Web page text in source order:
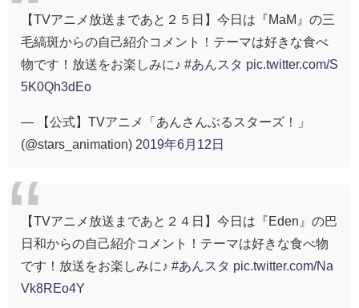
【TVアニメ放送まであと２５日】今日は『MaM』の三
毛縞斑からの自己紹介コメント！テーマは好きな食べ
物です！放送をお楽しみに♪ #あんスタ pic.twitter.com/S
5K0Qh3dEo
— 【公式】TVアニメ「あんさんぶるスターズ！」
(@stars_animation) 2019年6月12日
【TVアニメ放送まであと２４日】今日は『Eden』の巴
日和からの自己紹介コメント！テーマは好きな食べ物
です！放送をお楽しみに♪ #あんスタ pic.twitter.com/Na
Vk8REo4Y